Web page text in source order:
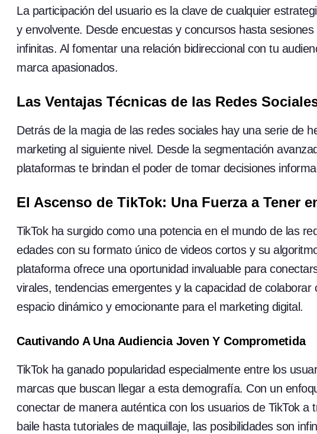
La participación del usuario es la clave de cualquier
y envolvente. Desde encuestas y concursos hasta
infinitas. Al fomentar una relación bidireccional con tu
marca apasionados.
Las Ventajas Técnicas de las Redes
Detrás de la magia de las redes sociales hay una serie de
marketing al siguiente nivel. Desde la segmentación
plataformas te brindan el poder de tomar decisiones
El Ascenso de TikTok: Una Fuerza a Tener
TikTok ha surgido como una potencia en el mundo de las
edades con su formato único de videos cortos y su
plataforma ofrece una oportunidad invaluable para
virales, tendencias emergentes y la capacidad de
espacio dinámico y emocionante para el marketing digital.
Cautivando A Una Audiencia Joven Y Comprometida
TikTok ha ganado popularidad especialmente entre los
marcas que buscan llegar a esta demografía. Con un
conectar de manera auténtica con los usuarios de TikTok
baile hasta tutoriales de maquillaje, las posibilidades son